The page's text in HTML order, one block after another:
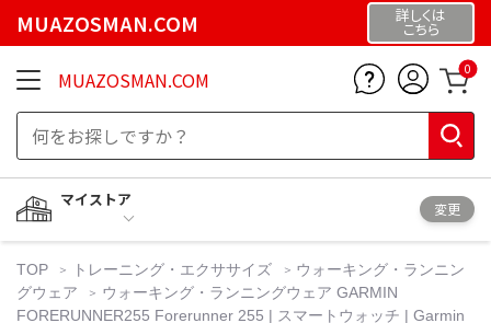
MUAZOSMAN.COM 詳しくは
こちら
MUAZOSMAN.COM 0
マイストア
変更
TOP トレーニング・エクササイズ
ウォーキング・ランニン
グウェア
ウォーキング・ランニングウェア GARMIN
FORERUNNER255 Forerunner 255 | スマートウォッチ | Garmin